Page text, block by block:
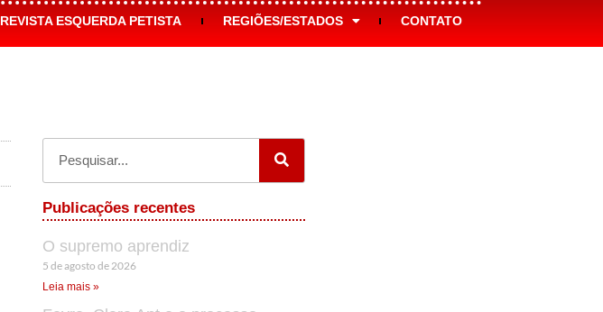
REVISTA ESQUERDA PETISTA REGIÕES/ESTADOS CONTATO
Publicações recentes
O supremo aprendiz
5 de agosto de 2026
Leia mais »